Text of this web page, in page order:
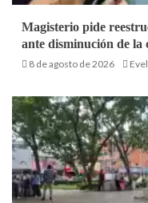
Magisterio pide
ante disminución de la
8 de agosto de 2026